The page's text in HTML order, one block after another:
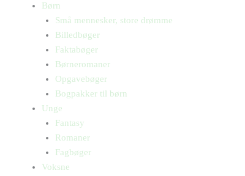
Børn
Små mennesker, store drømme
Billedbøger
Faktabøger
Børneromaner
Opgavebøger
Bogpakker til børn
Unge
Fantasy
Romaner
Fagbøger
Voksne